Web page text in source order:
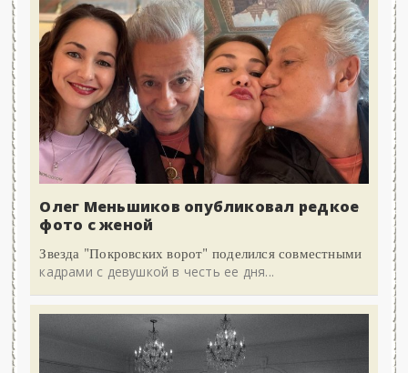
Олег Меньшиков опубликовал редкое
фото с женой
Звезда "Покровских ворот" поделился совместными
кадрами с девушкой в честь ее дня...